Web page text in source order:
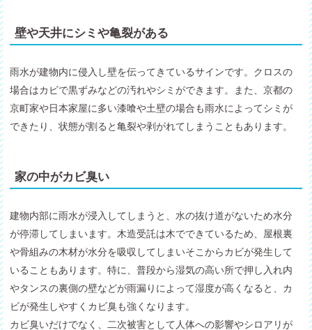
壁や天井にシミや亀裂がある
雨水が建物内に侵入し壁を伝ってきているサインです。クロスの
場合はカビで黒ずみなどの汚れやシミができます。また、京都の
京町家や日本家屋に多い漆喰や土壁の場合も雨水によってシミが
できたり、状態が割ると亀裂や剥がれてしまうこともあります。
家の中がカビ臭い
建物内部に雨水が浸入してしまうと、水の抜け道がないため水分
が停滞してしまいます。木造受託は木でできているため、屋根裏
や骨組みの木材が水分を吸収してしまいそこからカビが発生して
いることもあります。特に、普段から湿気の高い所で押し入れ内
やタンスの裏側の壁などが雨漏りによって湿度が高くなると、カ
ビが発生しやすくカビ臭も強くなります。
カビ臭いだけでなく、二次被害として人体への影響やシロアリが